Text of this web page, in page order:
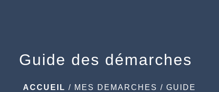
Guide des démarches
ACCUEIL / MES DEMARCHES / GUIDE